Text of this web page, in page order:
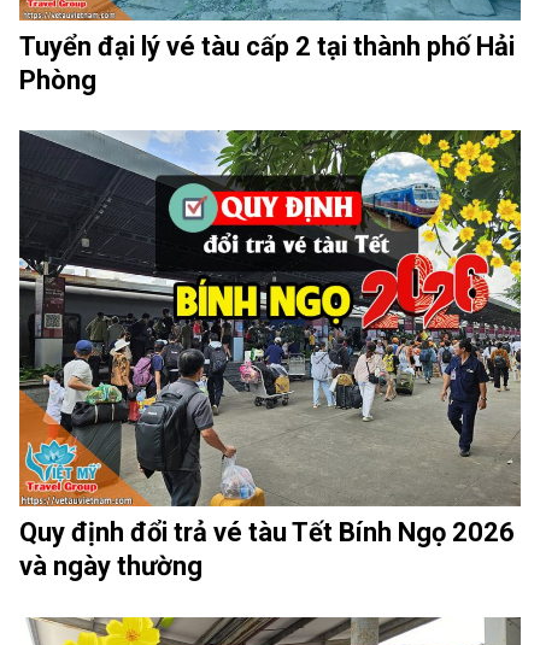
Tuyển đại lý vé tàu cấp 2 tại thành phố Hải
Phòng
Quy định đổi trả vé tàu Tết Bính Ngọ 2026
và ngày thường